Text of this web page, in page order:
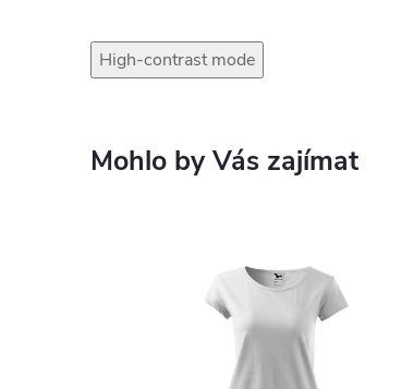
High-contrast mode
Mohlo by Vás zajímat